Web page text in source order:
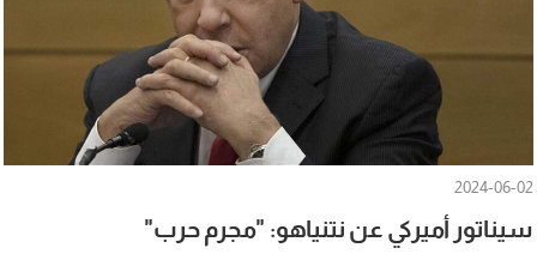
2024-06-02
سيناتور أميركي عن نتنياهو: "مجرم حرب"